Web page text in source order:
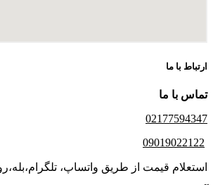
ارتباط با ما
تماس با ما
02177594347
09019022122
استعلام قیمت از طریق واتساپ،